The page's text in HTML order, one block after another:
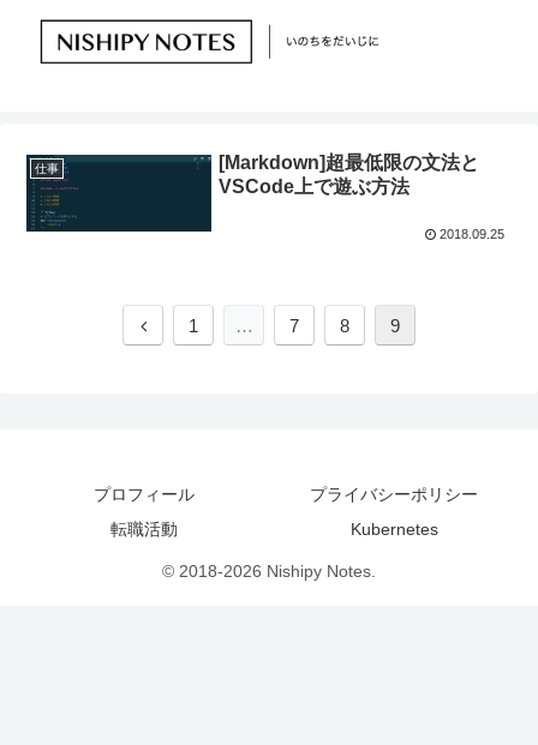
仕事
[Markdown]超最低限の文法と
VSCode上で遊ぶ方法
2018.09.25
1 … 7 8 9
プロフィール
プライバシーポリシー
転職活動
Kubernetes
© 2018-2026 Nishipy Notes.